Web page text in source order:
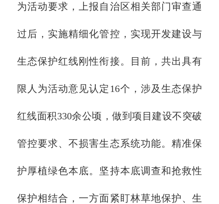
为活动要求，上报自治区相关部门审查通
过后，实施精细化管控，实现开发建设与
生态保护红线刚性衔接。目前，共出具有
限人为活动意见认定16个，涉及生态保护
红线面积330余公顷，做到项目建设不突破
管控要求、不损害生态系统功能。精准保
护厚植绿色本底。坚持本底调查和抢救性
保护相结合，一方面紧盯林草地保护、生